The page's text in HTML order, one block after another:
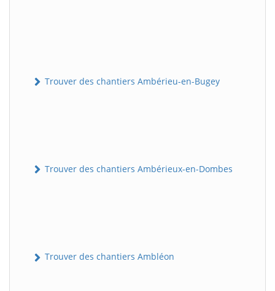
Trouver des chantiers Ambérieu-en-Bugey
Trouver des chantiers Ambérieux-en-Dombes
Trouver des chantiers Ambléon